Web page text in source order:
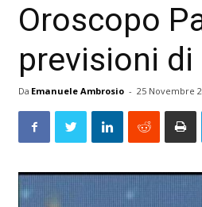
Oroscopo
previsioni
Da Emanuele Ambrosio - 25 Novembre